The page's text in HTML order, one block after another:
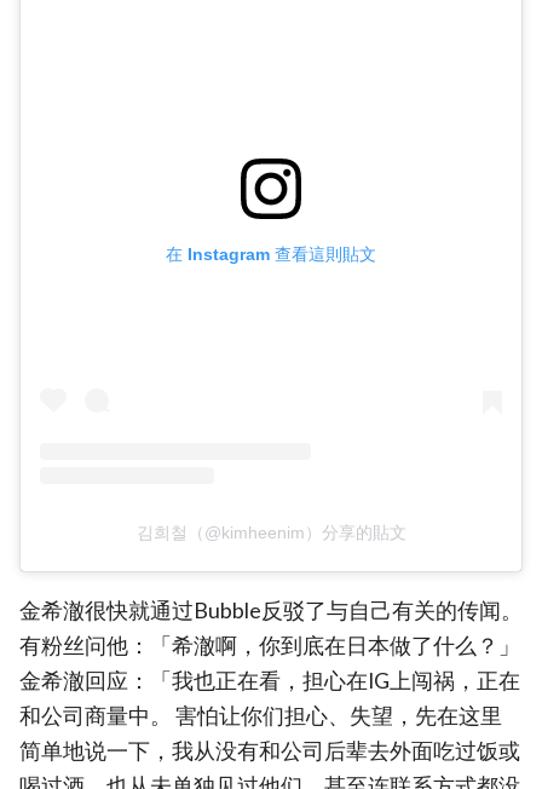
在 Instagram 查看這則貼文
김희철（@kimheenim）分享的貼文
金希澈很快就通过Bubble反驳了与自己有关的传闻。
有粉丝问他：「希澈啊，你到底在日本做了什么？」
金希澈回应：「我也正在看，担心在IG上闯祸，正在
和公司商量中。 害怕让你们担心、失望，先在这里
简单地说一下，我从没有和公司后辈去外面吃过饭或